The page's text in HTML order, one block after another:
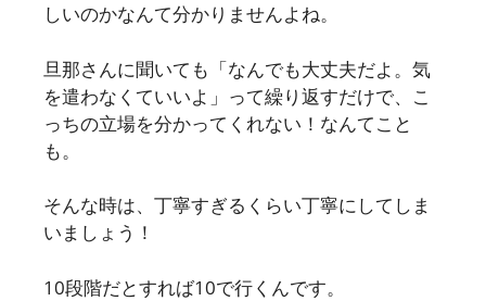
しいのかなんて分かりませんよね。
旦那さんに聞いても「なんでも大丈夫だよ。気
を遣わなくていいよ」って繰り返すだけで、こ
っちの立場を分かってくれない！なんてこと
も。
そんな時は、丁寧すぎるくらい丁寧にしてしま
いましょう！
10段階だとすれば10で行くんです。